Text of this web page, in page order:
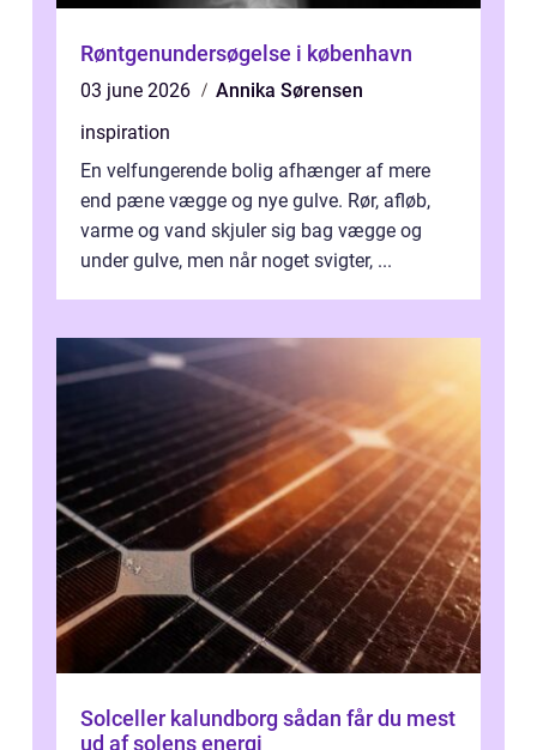
Røntgenundersøgelse i københavn
03 june 2026
Annika Sørensen
inspiration
En velfungerende bolig afhænger af mere
end pæne vægge og nye gulve. Rør, afløb,
varme og vand skjuler sig bag vægge og
under gulve, men når noget svigter, ...
Solceller kalundborg sådan får du mest
ud af solens energi